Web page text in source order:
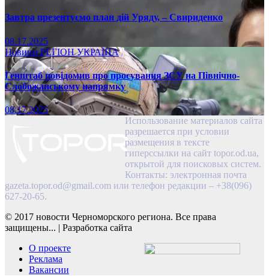
Завтра презентуємо план дій Уряду, – Свириденко
08.17.2025
НовиниРЕГІОНУКРАЇНА
Генштаб повідомив про просування ЗСУ на Північно-
Слобожанському напрямку
08.17.2025
Использование материалов сайта
разрешается при условии
размещения в тексте
гиперссылки на сайт topor.od.ua,
открытой для поисковых систем.
Контакты: электронная почта
gazeta.topor.od@gmail.com или телефон редакции – +38(096)
627-20-65.
© 2017 новости Черноморского региона. Все права
защищены... | Разработка сайта
О проекте
Реклама
Вакансии